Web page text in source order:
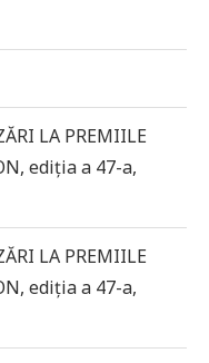
LA PREMIILE
ediția a 47-a,
LA PREMIILE
ediția a 47-a,